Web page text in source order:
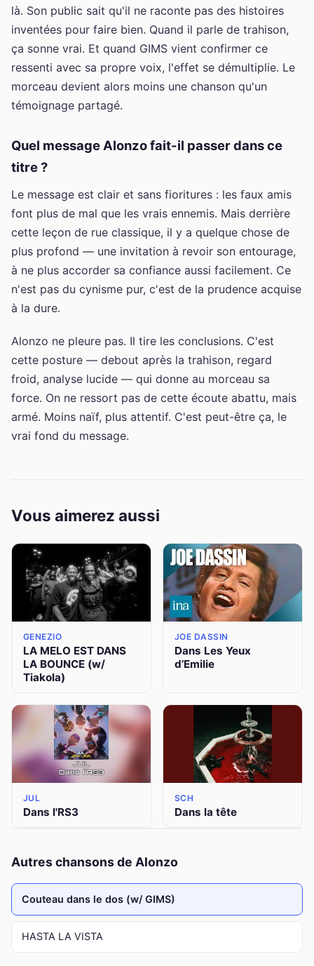
là. Son public sait qu'il ne raconte pas des histoires
inventées pour faire bien. Quand il parle de trahison,
ça sonne vrai. Et quand GIMS vient confirmer ce
ressenti avec sa propre voix, l'effet se démultiplie. Le
morceau devient alors moins une chanson qu'un
témoignage partagé.
Quel message Alonzo fait-il passer dans ce
titre ?
Le message est clair et sans fioritures : les faux amis
font plus de mal que les vrais ennemis. Mais derrière
cette leçon de rue classique, il y a quelque chose de
plus profond — une invitation à revoir son entourage,
à ne plus accorder sa confiance aussi facilement. Ce
n'est pas du cynisme pur, c'est de la prudence acquise
à la dure.
Alonzo ne pleure pas. Il tire les conclusions. C'est
cette posture — debout après la trahison, regard
froid, analyse lucide — qui donne au morceau sa
force. On ne ressort pas de cette écoute abattu, mais
armé. Moins naïf, plus attentif. C'est peut-être ça, le
vrai fond du message.
Vous aimerez aussi
GENEZIO
LA MELO EST DANS
LA BOUNCE (w/
Tiakola)
JOE DASSIN
Dans Les Yeux
d’Emilie
JUL
Dans l'RS3
SCH
Dans la tête
Autres chansons de Alonzo
Couteau dans le dos (w/ GIMS)
HASTA LA VISTA